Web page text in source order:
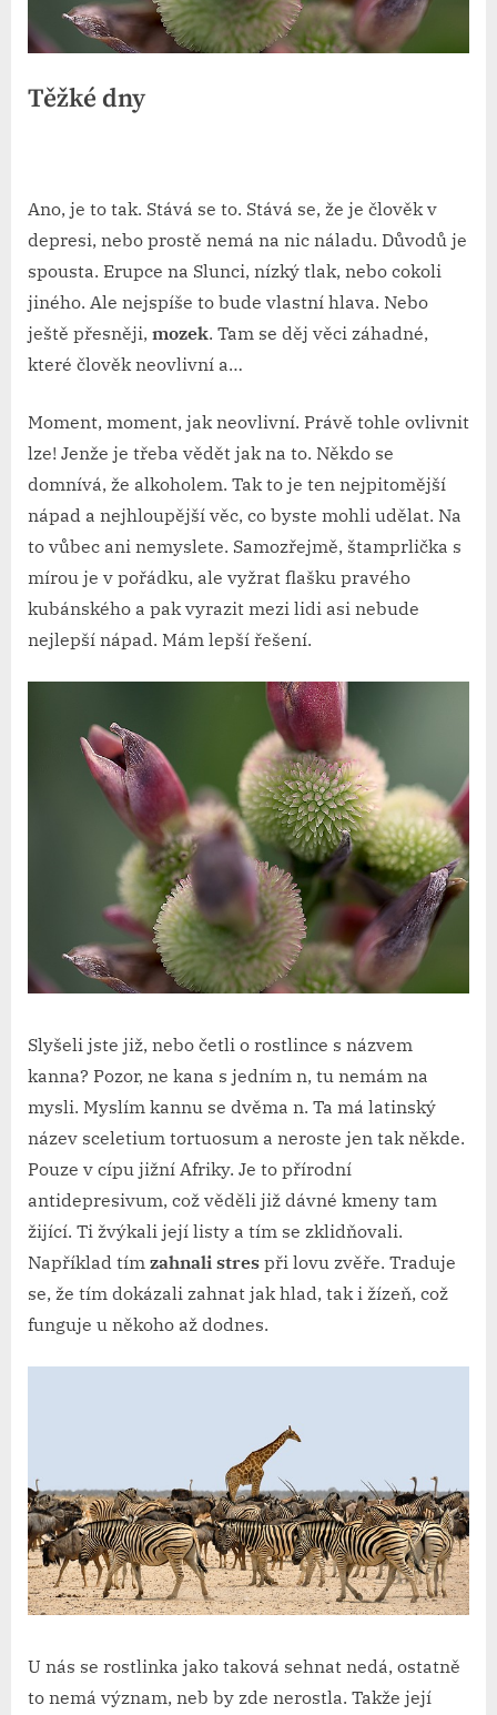
Těžké dny
Ano, je to tak. Stává se to. Stává se, že je člověk v
depresi, nebo prostě nemá na nic náladu. Důvodů je
spousta. Erupce na Slunci, nízký tlak, nebo cokoli
jiného. Ale nejspíše to bude vlastní hlava. Nebo
ještě přesněji, mozek. Tam se děj věci záhadné,
které člověk neovlivní a…
Moment, moment, jak neovlivní. Právě tohle ovlivnit
lze! Jenže je třeba vědět jak na to. Někdo se
domnívá, že alkoholem. Tak to je ten nejpitomější
nápad a nejhloupější věc, co byste mohli udělat. Na
to vůbec ani nemyslete. Samozřejmě, štamprlička s
mírou je v pořádku, ale vyžrat flašku pravého
kubánského a pak vyrazit mezi lidi asi nebude
nejlepší nápad. Mám lepší řešení.
Slyšeli jste již, nebo četli o rostlince s názvem
kanna? Pozor, ne kana s jedním n, tu nemám na
mysli. Myslím kannu se dvěma n. Ta má latinský
název sceletium tortuosum a neroste jen tak někde.
Pouze v cípu jižní Afriky. Je to přírodní
antidepresivum, což věděli již dávné kmeny tam
žijící. Ti žvýkali její listy a tím se zklidňovali.
Například tím zahnali stres při lovu zvěře. Traduje
se, že tím dokázali zahnat jak hlad, tak i žízeň, což
funguje u někoho až dodnes.
U nás se rostlinka jako taková sehnat nedá, ostatně
to nemá význam, neb by zde nerostla. Takže její